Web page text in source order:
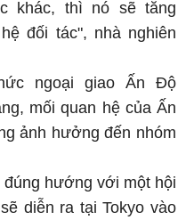
khác, thì nó sẽ tăng
đối tác", nhà nghiên
ngoại giao Ấn Độ
mối quan hệ của Ấn
ảnh hưởng đến nhóm
hướng với một hội
diễn ra tại Tokyo vào